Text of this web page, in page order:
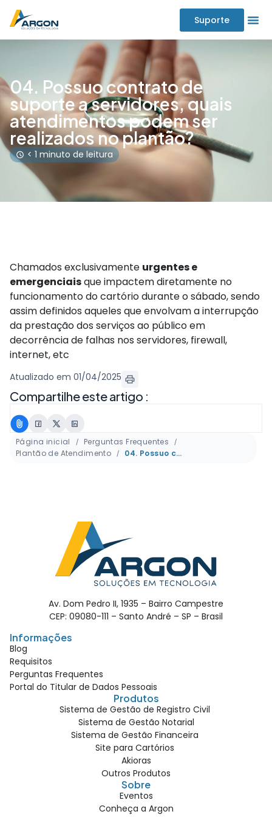
Suporte
04. Possuo contrato de
suporte a servidores, quais
atendimentos podem ser
realizados no plantão?
< 1 minuto de leitura
Chamados exclusivamente urgentes e
emergenciaisque impactem diretamente no
funcionamento do cartório durante o sábado, sendo
assim definidos aqueles que envolvam a interrupção
da prestação dos serviços ao público em
decorrência de falhas nos servidores, firewall,
internet, etc
Atualizado em 01/04/2025
Compartilhe este artigo :
Página inicial
Perguntas Frequentes
Plantão de Atendimento
04. Possuo contrato de suporte a servidores, quais atendimentos podem ser realizados no plantão?
Av. Dom Pedro II, 1935 – Bairro Campestre
CEP: 09080-111 – Santo André – SP – Brasil
Informações
Blog
Requisitos
Perguntas Frequentes
Portal do Titular de Dados Pessoais
Produtos
Sistema de Gestão de Registro Civil
Sistema de Gestão Notarial
Sistema de Gestão Financeira
Site para Cartórios
Akioras
Outros Produtos
Sobre
Eventos
Conheça a Argon